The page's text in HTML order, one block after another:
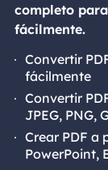
completo
fácilmente.
Convertir
fácilmente
Convertir
JPEG, PNG,
Crear PDF a
PowerPoint,